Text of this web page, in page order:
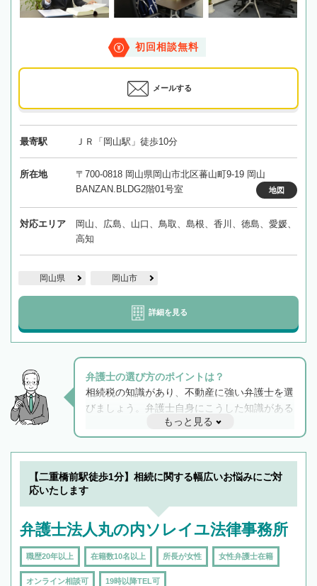
初回相談無料
メールする
最寄駅 ＪＲ「岡山駅」徒歩10分
所在地
〒700-0818 岡山県岡山市北区蕃山町9-19 岡山
BANZAN.BLDG2階01号室
地図
対応エリア
岡山、広島、山口、鳥取、島根、香川、徳島、愛媛、
高知
岡山県 岡山市
詳細を見る
弁護士の選び方のポイントは？
相続税の知識があり、不動産に強い弁護士を選
びましょう。弁護士自身にこうした知識がある
と他士業との連携もスムーズに進み、トラブル
解決のみならず相続をトータルで任せることが
できます。また、相続は感情がからむ分野なの
でフィーリングも重要です。実際に電話や面談
で複数の弁護士と会話をしてウマが合う方に依
もっと見る
【二重橋前駅徒歩1分】相続に関する幅広いお悩みにご対
応いたします
弁護士法人丸の内ソレイユ法律事務所
職歴20年以上 在籍数10名以上 所長が女性 女性弁護士在籍
オンライン相談可 19時以降TEL可